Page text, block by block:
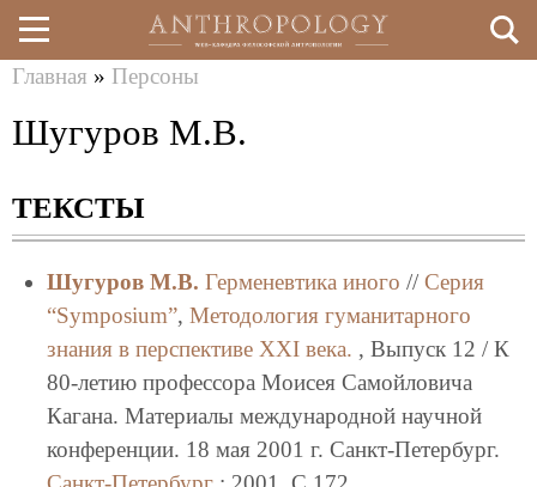
Перейти
к
содержанию
здесь
Главная » Персоны
Шугуров М.В.
ТЕКСТЫ
Шугуров М.В. Герменевтика иного // Серия
“Symposium”, Методология гуманитарного
знания в перспективе XXI века. , Выпуск 12 / К
80-летию профессора Моисея Самойловича
Кагана. Материалы международной научной
конференции. 18 мая 2001 г. Санкт-Петербург.